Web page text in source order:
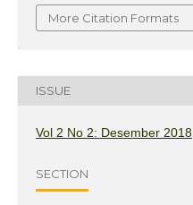
More Citation Formats
ISSUE
Vol 2 No 2: Desember 2018
SECTION